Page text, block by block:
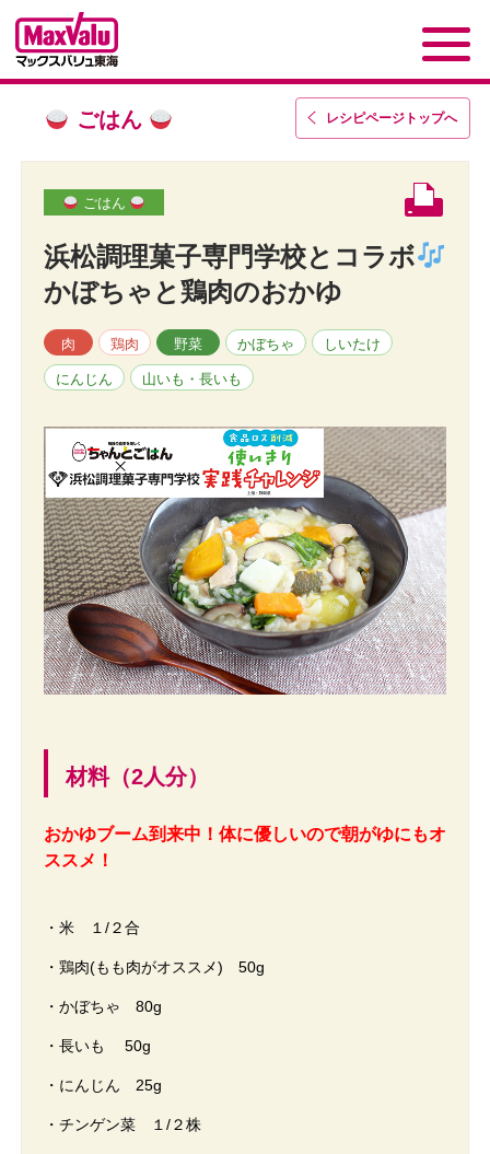
レシピページトップへ
ごはん
ごはん
浜松調理菓子専門学校とコラボ
かぼちゃと鶏肉のおかゆ
肉 鶏肉 野菜 かぼちゃ しいたけ
にんじん 山いも・長いも
材料（2人分）
おかゆブーム到来中！体に優しいので朝がゆにもオ
ススメ！
・米 １/２合
・鶏肉(もも肉がオススメ) 50g
・かぼちゃ 80g
・長いも 50g
・にんじん 25g
・チンゲン菜 １/２株